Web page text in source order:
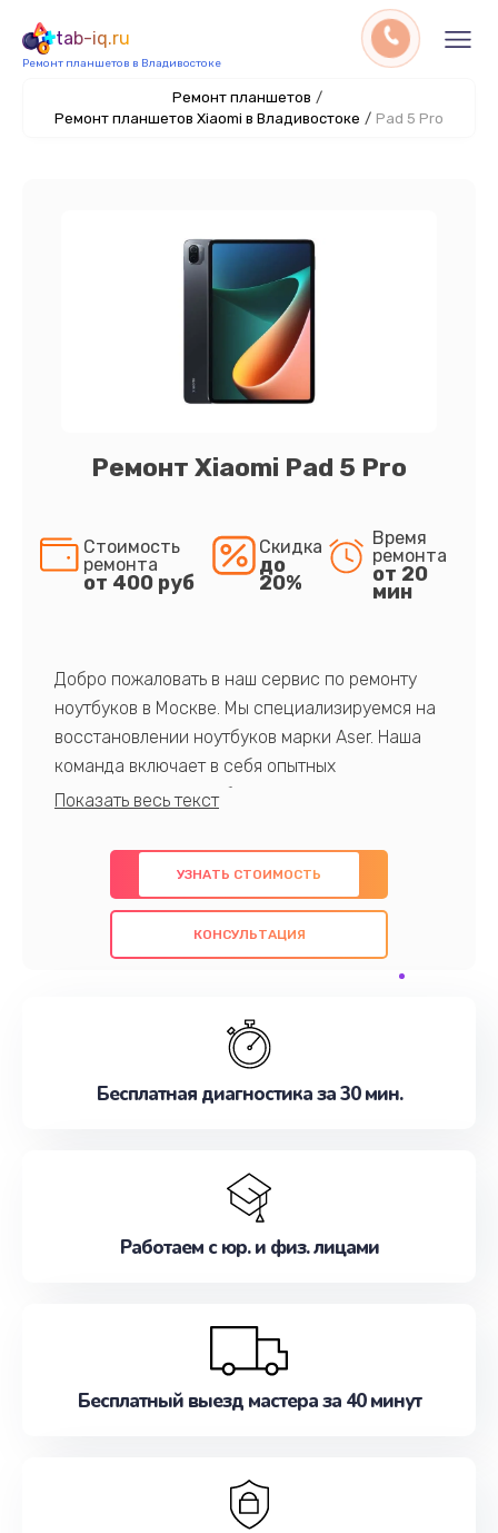
tab-iq.ru
Ремонт планшетов в Владивостоке
Ремонт планшетов /
Ремонт планшетов Xiaomi в Владивостоке / Pad 5 Pro
Ремонт Xiaomi Pad 5 Pro
Стоимость
ремонта
от 400 руб
Скидка
до
20%
Время
ремонта
от 20
мин
Добро пожаловать в наш сервис по ремонту
ноутбуков в Москве. Мы специализируемся на
восстановлении ноутбуков марки Aser. Наша
команда включает в себя опытных
профессионалов с обширными знаниями и
предлагаем быстрый и качественный ремонт с
использованием оригинальных компонентов, а
также гарантируем качество всех
проведенных работ. Наша цель - предоставить
наилучшим образом. Не медлите записаться на
УЗНАТЬ СТОИМОСТЬ
КОНСУЛЬТАЦИЯ
Бесплатная диагностика за 30 мин.
Работаем с юр. и физ. лицами
Бесплатный выезд мастера за 40 минут